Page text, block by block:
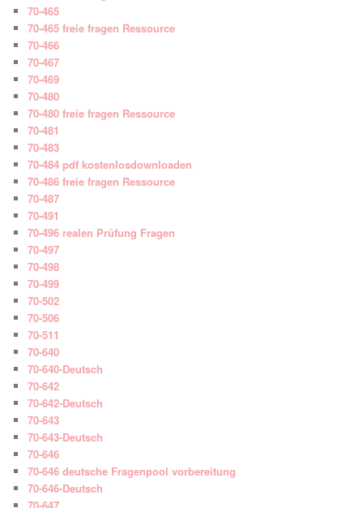
70-465
70-465 freie fragen Ressource
70-466
70-467
70-469
70-480
70-480 freie fragen Ressource
70-481
70-483
70-484 pdf kostenlosdownloaden
70-486 freie fragen Ressource
70-487
70-491
70-496 realen Prüfung Fragen
70-497
70-498
70-499
70-502
70-506
70-511
70-640
70-640-Deutsch
70-642
70-642-Deutsch
70-643
70-643-Deutsch
70-646
70-646 deutsche Fragenpool vorbereitung
70-646-Deutsch